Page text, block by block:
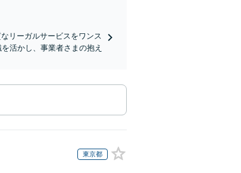
リーガルサービスをワンス
活かし、事業者さまの抱え
東京都